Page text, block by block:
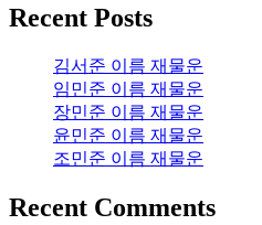
Recent Posts
김서준 이름 재물운
임민준 이름 재물운
장민준 이름 재물운
윤민준 이름 재물운
조민준 이름 재물운
Recent Comments